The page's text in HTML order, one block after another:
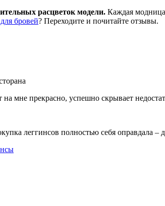
расцветок модели. Каждая
бровей? Переходите и почитайте отзывы.
мне прекрасно, успешно скрывает
леггинсов полностью себя оправдала